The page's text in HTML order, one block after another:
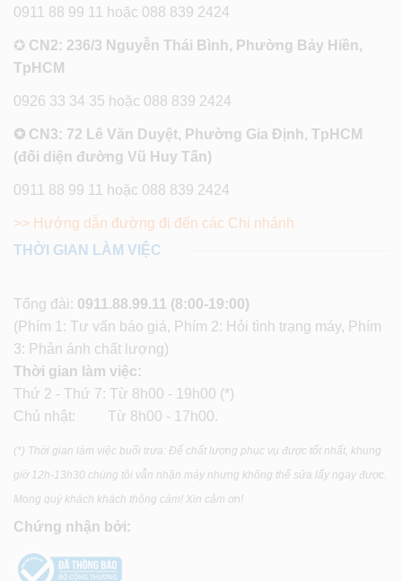
0911 88 99 11 hoặc 088 839 2424
✪ CN2: 236/3 Nguyễn Thái Bình, Phường Bảy Hiền,
TpHCM
0926 33 34 35 hoặc 088 839 2424
✪ CN3: 72 Lê Văn Duyệt, Phường Gia Định, TpHCM
(đối diện đường Vũ Huy Tấn)
0911 88 99 11 hoặc 088 839 2424
>> Hướng dẫn đường đi đến các Chi nhánh
THỜI GIAN LÀM VIỆC
Tổng đài: 0911.88.99.11 (8:00-19:00)
(Phím 1: Tư vấn báo giá, Phím 2: Hỏi tình trạng máy, Phím
3: Phản ánh chất lượng)
Thời gian làm việc:
Thứ 2 - Thứ 7: Từ 8h00 - 19h00 (*)
Chủ nhật: Từ 8h00 - 17h00.
(*) Thời gian làm việc buổi trưa: Để chất lượng phục vụ được tốt nhất, khung
giờ 12h-13h30 chúng tôi vẫn nhận máy nhưng không thể sửa lấy ngay được.
Mong quý khách khách thông cảm! Xin cảm ơn!
Chứng nhận bởi: